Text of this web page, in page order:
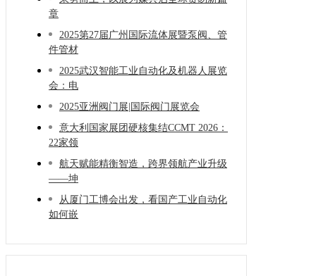
章
2025第27届广州国际流体展暨泵阀、管
件管材
2025武汉智能工业自动化及机器人展览
会：电
2025亚洲阀门展|国际阀门展览会
意大利国家展团硬核集结CCMT 2026：
22家领
航天赋能精衡智造，跨界领航产业升级
——坤
从厦门工博会出发，看国产工业自动化
如何嵌